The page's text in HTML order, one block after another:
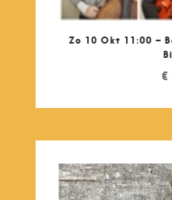
Zo 10 Okt 11:00 –
€